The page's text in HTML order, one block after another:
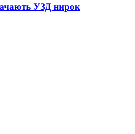
УЗД нирок